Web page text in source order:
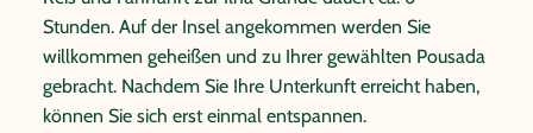
Stunden. Auf der Insel angekommen werden Sie
willkommen geheißen und zu Ihrer gewählten Pousada
gebracht. Nachdem Sie Ihre Unterkunft erreicht haben,
können Sie sich erst einmal entspannen.